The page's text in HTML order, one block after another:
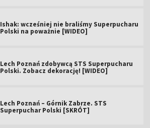
Ishak: wcześniej nie braliśmy Superpucharu
Polski na poważnie [WIDEO]
Lech Poznań zdobywcą STS Superpucharu
Polski. Zobacz dekorację! [WIDEO]
Lech Poznań – Górnik Zabrze. STS
Superpuchar Polski [SKRÓT]